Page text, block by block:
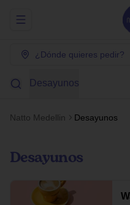
Abrir menu de navegación
¿Dónde quieres pedir?
Desayunos
Natto Medellin Desayunos
Desayunos